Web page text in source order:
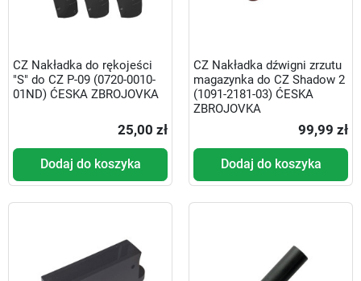
CZ Nakładka do rękojeści
"S" do CZ P-09 (0720-0010-
01ND) ĆESKA ZBROJOVKA
25,00 zł
Dodaj do koszyka
CZ Nakładka dźwigni zrzutu
magazynka do CZ Shadow 2
(1091-2181-03) ĆESKA
ZBROJOVKA
99,99 zł
Dodaj do koszyka